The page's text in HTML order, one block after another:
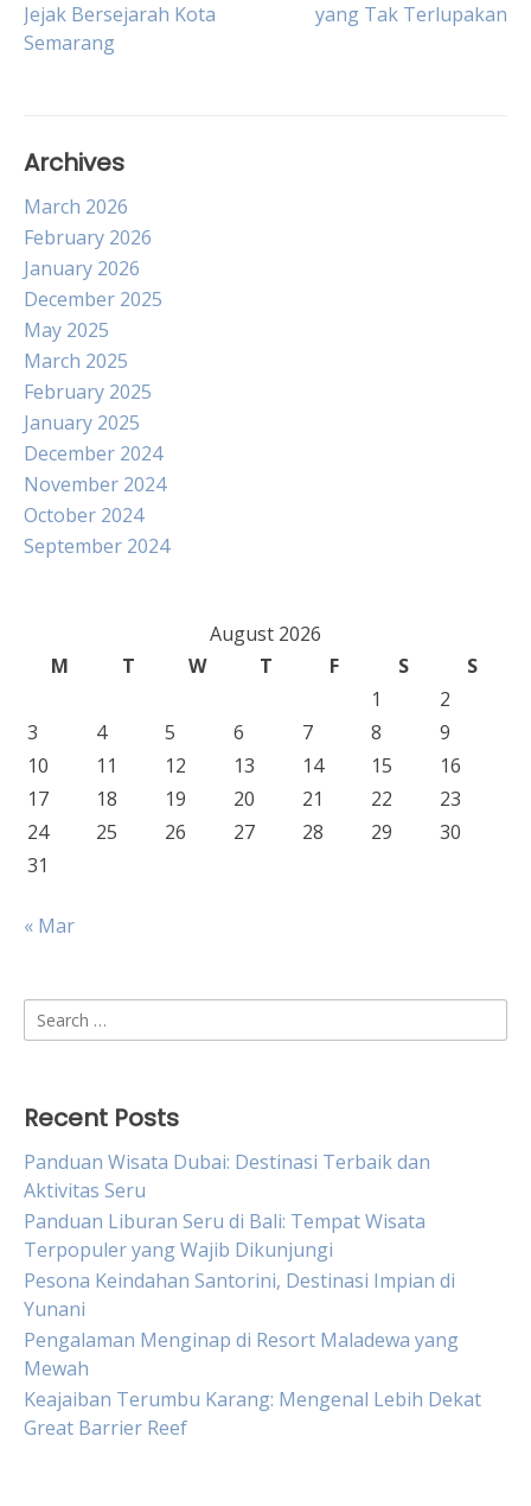
navigation
Jejak Bersejarah Kota
Semarang
yang Tak Terlupakan
Archives
March 2026
February 2026
January 2026
December 2025
May 2025
March 2025
February 2025
January 2025
December 2024
November 2024
October 2024
September 2024
August 2026
M
T W T F S
S
1
2
3
4 5 6 7 8
9
10
11 12 13 14 15
16
17
18 19 20 21 22
23
24
25 26 27 28 29
30
31
« Mar
Search
for:
Recent Posts
Panduan Wisata Dubai: Destinasi Terbaik dan
Aktivitas Seru
Panduan Liburan Seru di Bali: Tempat Wisata
Terpopuler yang Wajib Dikunjungi
Pesona Keindahan Santorini, Destinasi Impian di
Yunani
Pengalaman Menginap di Resort Maladewa yang
Mewah
Keajaiban Terumbu Karang: Mengenal Lebih Dekat
Great Barrier Reef